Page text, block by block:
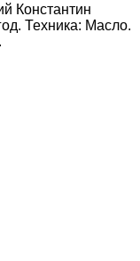
Константин
Техника: Масло.